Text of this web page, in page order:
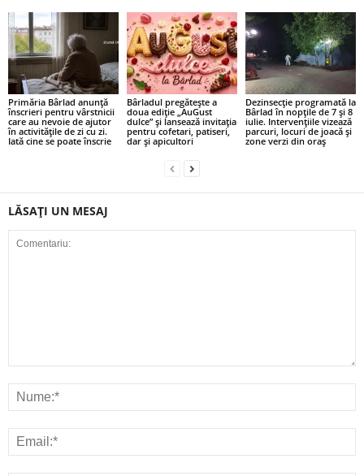
Primăria Bârlad anunță
înscrieri pentru vârstnicii
care au nevoie de ajutor
în activitățile de zi cu zi.
Iată cine se poate înscrie
Bârladul pregătește a
doua ediție „AuGust
dulce” și lansează invitația
pentru cofetari, patiseri,
dar și apicultori
Dezinsecție programată la
Bârlad în nopțile de 7 și 8
iulie. Intervențiile vizează
parcuri, locuri de joacă și
zone verzi din oraș
LĂSAȚI UN MESAJ